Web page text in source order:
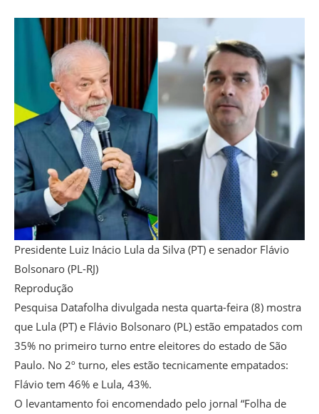
Presidente Luiz Inácio Lula da Silva (PT) e senador Flávio
Bolsonaro (PL-RJ)
Reprodução
Pesquisa Datafolha divulgada nesta quarta-feira (8) mostra
que Lula (PT) e Flávio Bolsonaro (PL) estão empatados com
35% no primeiro turno entre eleitores do estado de São
Paulo. No 2º turno, eles estão tecnicamente empatados:
Flávio tem 46% e Lula, 43%.
O levantamento foi encomendado pelo jornal “Folha de